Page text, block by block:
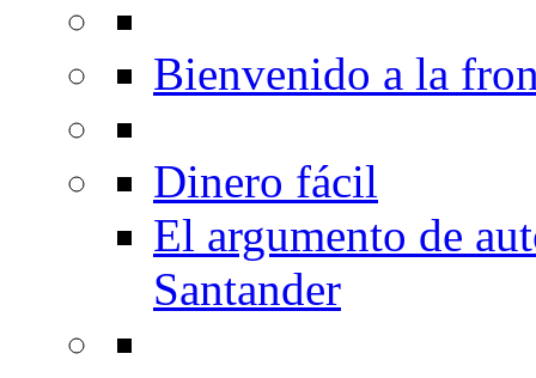
Bienvenido a la
Dinero fácil
El argumento de
Santander